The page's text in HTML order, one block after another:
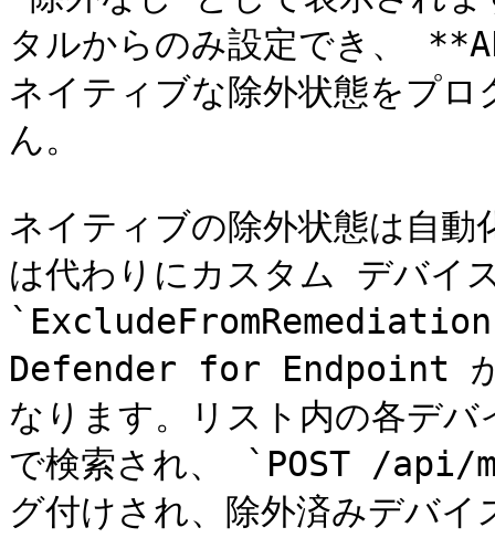
タルからのみ設定でき、
ネイティブな除外状態をプ
ん。
ネイティブの除外状態は自
は代わりにカスタム デバイ
Defender for Endpoint か
なります。リスト内の各
で検索され、 `POST /
グ付けされ、除外済みデバ